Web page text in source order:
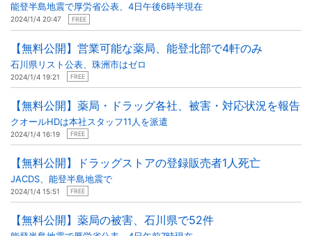
能登半島地震で厚労省公表、4日午後6時半現在
2024/1/4 20:47 FREE
【無料公開】営業可能な薬局、能登北部で4軒のみ
石川県リスト公表、珠洲市はゼロ
2024/1/4 19:21 FREE
【無料公開】薬局・ドラッグ各社、被害・対応状況を報告
クオールHDは本社スタッフ11人を派遣
2024/1/4 16:19 FREE
【無料公開】ドラッグストアの登録販売者1人死亡
JACDS、能登半島地震で
2024/1/4 15:51 FREE
【無料公開】薬局の被害、石川県で52件